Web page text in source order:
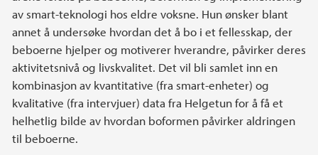
av smart-teknologi hos eldre voksne. Hun ønsker blant
annet å undersøke hvordan det å bo i et fellesskap, der
beboerne hjelper og motiverer hverandre, påvirker deres
aktivitetsnivå og livskvalitet. Det vil bli samlet inn en
kombinasjon av kvantitative (fra smart-enheter) og
kvalitative (fra intervjuer) data fra Helgetun for å få et
helhetlig bilde av hvordan boformen påvirker aldringen
til beboerne.